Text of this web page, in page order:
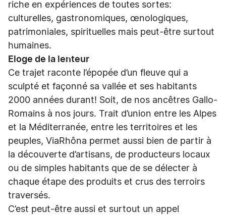
riche en expériences de toutes sortes:
culturelles, gastronomiques, œnologiques,
patrimoniales, spirituelles mais peut-être surtout
humaines.
Eloge de la lenteur
Ce trajet raconte l’épopée d’un fleuve qui a
sculpté et façonné sa vallée et ses habitants
2000 années durant! Soit, de nos ancêtres Gallo-
Romains à nos jours. Trait d’union entre les Alpes
et la Méditerranée, entre les territoires et les
peuples, ViaRhôna permet aussi bien de partir à
la découverte d’artisans, de producteurs locaux
ou de simples habitants que de se délecter à
chaque étape des produits et crus des terroirs
traversés.
C’est peut-être aussi et surtout un appel